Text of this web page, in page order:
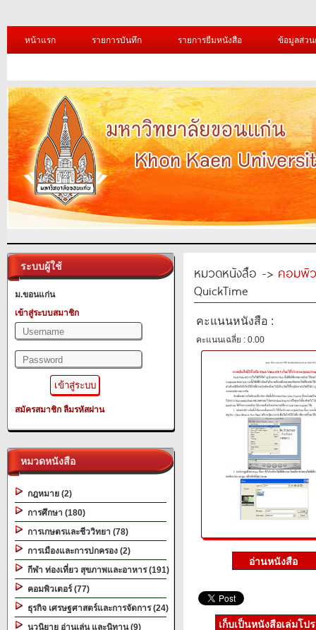
หน้าแรก รายการบันทึก รายการยืมหนังสือ ข้อมูลส่ว
ระบบผู้ใช้
ม.ขอนแก่น
เข้าสู่ระบบสมาชิก
สมัครสมาชิก ลืมรหัสผ่าน
หมวดหนังสือ
กฎหมาย (2)
การศึกษา (180)
การเกษตรและชีววิทยา (78)
การเมืองและการปกครอง (2)
กีฬา ท่องเที่ยว สุขภาพและอาหาร (191)
คอมพิวเตอร์ (77)
ธุรกิจ เศรษฐศาสตร์และการจัดการ (24)
นวนิยาย อ่านเล่น และนิทาน (9)
หมวดหนังสือ -> คอมพิ
QuickTime
คะแนนหนังสือ :
คะแนนเฉลี่ย : 0.00
เก็บเป็นหนังสือเล่มโป